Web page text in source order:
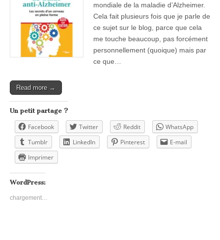
mondiale de la maladie d’Alzheimer.
Cela fait plusieurs fois que je parle de
ce sujet sur le blog, parce que cela
me touche beaucoup, pas forcément
personnellement (quoique) mais par
ce que…
Read more →
Un petit partage ?
Facebook Twitter Reddit
WhatsApp
Tumblr
LinkedIn Pinterest
E-mail
Imprimer
WordPress:
chargement…